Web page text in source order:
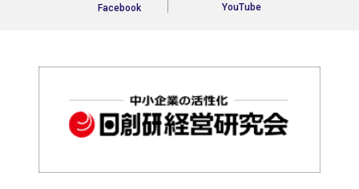
Facebook YouTube